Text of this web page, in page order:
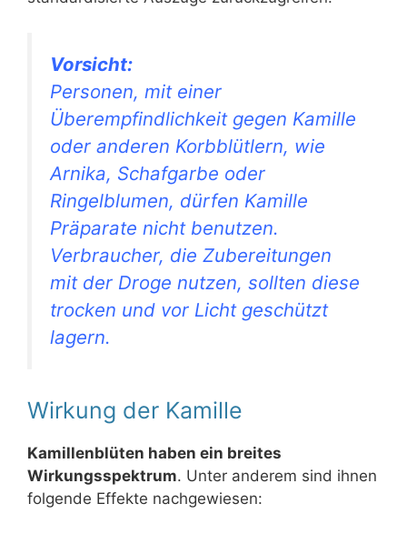
Vorsicht:
Personen, mit einer
Überempfindlichkeit gegen Kamille
oder anderen Korbblütlern, wie
Arnika, Schafgarbe oder
Ringelblumen, dürfen Kamille
Präparate nicht benutzen.
Verbraucher, die Zubereitungen
mit der Droge nutzen, sollten diese
trocken und vor Licht geschützt
lagern.
Wirkung der Kamille
Kamillenblüten haben ein breites
Wirkungsspektrum. Unter anderem sind ihnen
folgende Effekte nachgewiesen: